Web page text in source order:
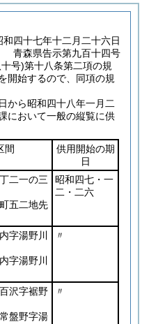
和四十七年十二月二十六日
青森県告示第九百十四号
号)第十八条第二項の規
開始するので、同項の規
から昭和四十八年一月二
において一般の縦覧に供
間
供用開始の期
日
二一の三
五二地先
昭和四七・一
二・二六
字湯野川
字湯野川
〃
沢字裾野
盤野字湯
〃